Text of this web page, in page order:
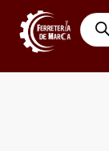
contenido
de